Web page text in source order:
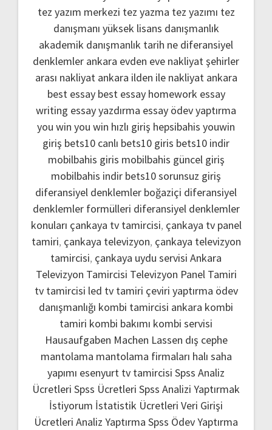
tez yazım merkezi tez yazma tez yazımı tez
danışmanı yüksek lisans danışmanlık
akademik danışmanlık tarih ne diferansiyel
denklemler ankara evden eve nakliyatşehirler
arası nakliyat ankara ilden ile nakliyat ankara
best essay best essay homework essay
writing essay yazdırma essay ödev yaptırma
you win you win hızlı giriş hepsibahis youwin
giriş bets10 canlı bets10 giris bets10 indir
mobilbahis giris mobilbahis güncel giriş
mobilbahis indir bets10 sorunsuz giriş
diferansiyel denklemler boğaziçi diferansiyel
denklemler formülleri diferansiyel denklemler
konuları çankaya tv tamircisi, çankaya tv panel
tamiri, çankaya televizyon, çankaya televizyon
tamircisi, çankaya uydu servisi Ankara
Televizyon Tamircisi Televizyon Panel Tamiri
tv tamircisi led tv tamiri çeviri yaptırma ödev
danışmanlığı kombi tamircisi ankara kombi
tamiri kombi bakımı kombi servisi
Hausaufgaben Machen Lassen dış cephe
mantolama mantolama firmaları halı saha
yapımı esenyurt tv tamircisi Spss Analiz
Ücretleri Spss Ücretleri Spss Analizi Yaptırmak
İstiyorum İstatistik Ücretleri Veri Girişi
Ücretleri Analiz Yaptırma Spss Ödev Yaptırma